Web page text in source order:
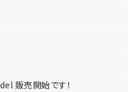
販売開始です！